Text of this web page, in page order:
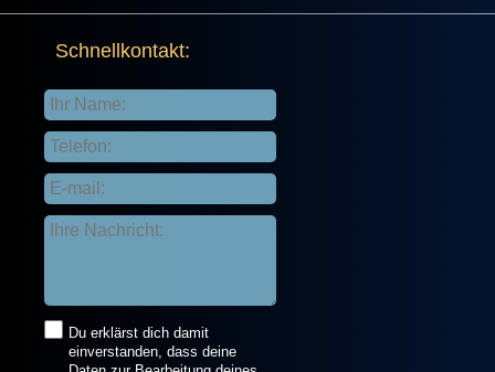
Schnellkontakt:
Du erklärst dich damit
einverstanden, dass deine